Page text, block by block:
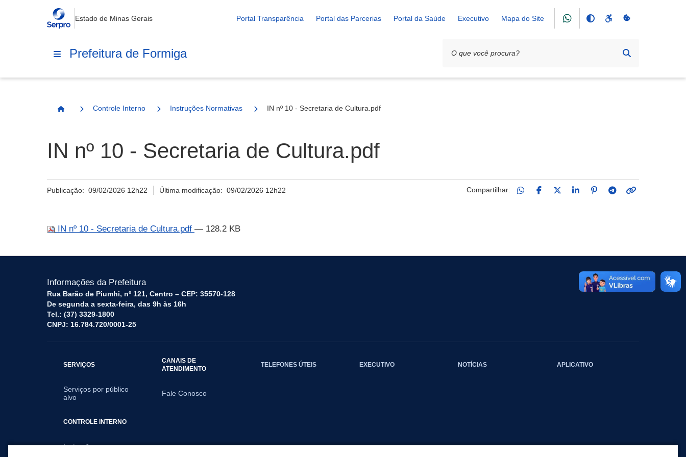
Estado de Minas Gerais Portal Transparência Portal das Parcerias Portal da Saúde Executivo Mapa do Site
Prefeitura de Formiga
Página Inicial
Controle Interno Instruções Normativas IN nº 10 - Secretaria de Cultura.pdf
IN nº 10 - Secretaria de Cultura.pdf
Publicação: 09/02/2026 12h22 Última modificação:09/02/2026 12h22 Compartilhar:
IN nº 10 - Secretaria de Cultura.pdf — 128.2 KB
Informações da Prefeitura
Rua Barão de Piumhi, nº 121, Centro – CEP: 35570-128
De segunda a sexta-feira, das 9h às 16h
Tel.: (37) 3329-1800
CNPJ: 16.784.720/0001-25
SERVIÇOS
Serviços por público
alvo
CANAIS DE
ATENDIMENTO
Fale Conosco
TELEFONES ÚTEIS EXECUTIVO NOTÍCIAS APLICATIVO
CONTROLE INTERNO
Instruções